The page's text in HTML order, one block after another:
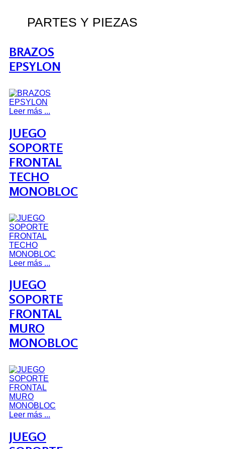
PARTES Y PIEZAS
BRAZOS
EPSYLON
Leer más ...
JUEGO
SOPORTE
FRONTAL
TECHO
MONOBLOC
Leer más ...
JUEGO
SOPORTE
FRONTAL
MURO
MONOBLOC
Leer más ...
JUEGO